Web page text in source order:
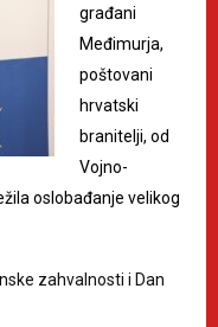
građani
Međimurja,
poštovani
hrvatski
branitelji, od
Vojno-
oslobađanje velikog
zahvalnosti i Dan